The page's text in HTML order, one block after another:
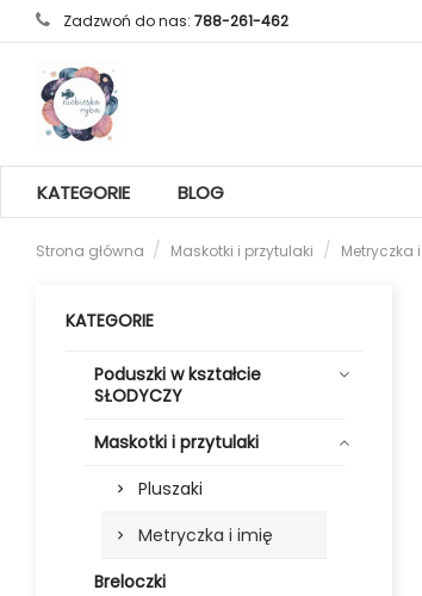
Zadzwoń do nas: 788-261-462
KATEGORIE BLOG
Strona główna Maskotki i przytulaki Metryczka
KATEGORIE
Poduszki w kształcie
SŁODYCZY
Maskotki i przytulaki
Pluszaki
Metryczka i imię
Breloczki